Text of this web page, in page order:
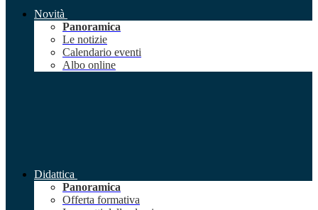
Novità
Panoramica
Le notizie
Calendario eventi
Albo online
Didattica
Panoramica
Offerta formativa